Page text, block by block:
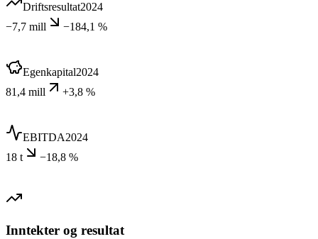
Driftsresultat2024
−7,7 mill
−184,1 %
Egenkapital2024
81,4 mill
+3,8 %
EBITDA2024
18 t
−18,8 %
Inntekter og resultat